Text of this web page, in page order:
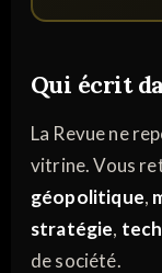
Qui écrit
La Revue ne
vitrine. Vous
géopolitique,
stratégie,
de société.